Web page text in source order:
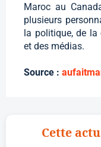
Maroc au
plusieurs
la politique, de la
et des médias.
Source :
Cette